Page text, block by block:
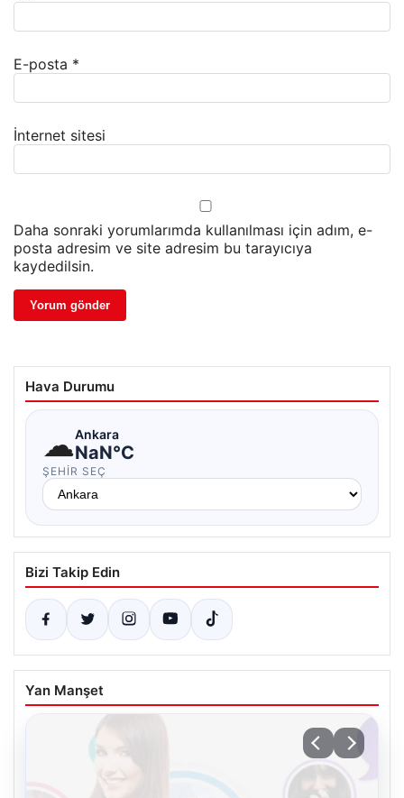
E-posta *
İnternet sitesi
Daha sonraki yorumlarımda kullanılması için adım, e-
posta adresim ve site adresim bu tarayıcıya
kaydedilsin.
Hava Durumu
☁Ankara
NaN°C
ŞEHIR SEÇ
Bizi Takip Edin
Yan Manşet